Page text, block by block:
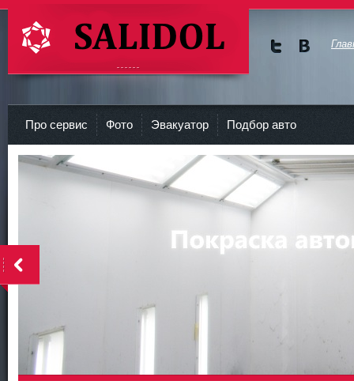
СТО Салидол | salidol в СПб и ЛО
Про сервис Фото Эвакуатор Подбор авто